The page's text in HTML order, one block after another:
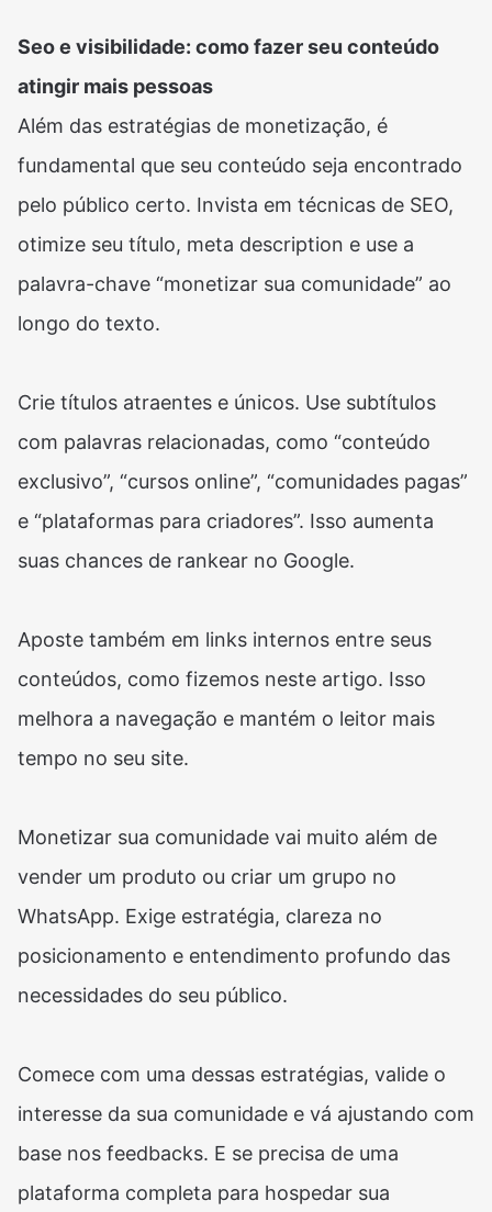
Seo e visibilidade: como fazer seu conteúdo
atingir mais pessoas
Além das estratégias de monetização, é
fundamental que seu conteúdo seja encontrado
pelo público certo. Invista em técnicas de SEO,
otimize seu título, meta description e use a
palavra-chave “monetizar sua comunidade” ao
longo do texto.
Crie títulos atraentes e únicos. Use subtítulos
com palavras relacionadas, como “conteúdo
exclusivo”, “cursos online”, “comunidades pagas”
e “plataformas para criadores”. Isso aumenta
suas chances de rankear no Google.
Aposte também em links internos entre seus
conteúdos, como fizemos neste artigo. Isso
melhora a navegação e mantém o leitor mais
tempo no seu site.
Monetizar sua comunidade vai muito além de
vender um produto ou criar um grupo no
WhatsApp. Exige estratégia, clareza no
posicionamento e entendimento profundo das
necessidades do seu público.
Comece com uma dessas estratégias, valide o
interesse da sua comunidade e vá ajustando com
base nos feedbacks. E se precisa de uma
plataforma completa para hospedar sua